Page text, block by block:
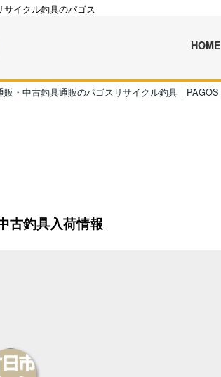
イクル釣具のパゴス
HOME
販・中古釣具通販のパゴスリサイクル釣具｜PAGOS
古釣具入荷情報